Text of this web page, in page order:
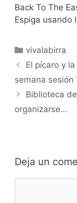
Back To The
Espiga usando
Categorías
vivalabirra
El pícaro y
semana sesión
Biblioteca
organizarse…
Deja un